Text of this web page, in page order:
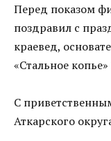
Перед показом
поздравил с
краевед,
«Стальное копье»
С
Аткарского